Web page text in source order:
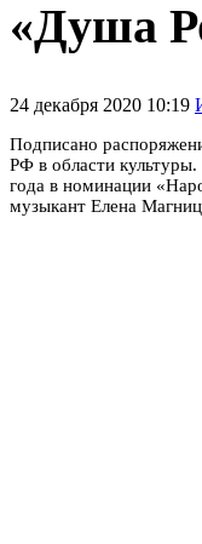
«Душа
24 декабря 2020 10:19
Подписано
РФ в области
года в номинации
музыкант Елена